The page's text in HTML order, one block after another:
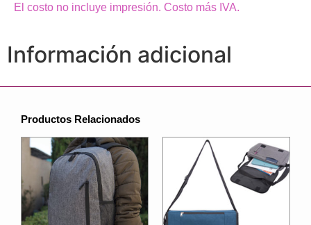
El costo no incluye impresión. Costo más IVA.
Información adicional
Productos Relacionados